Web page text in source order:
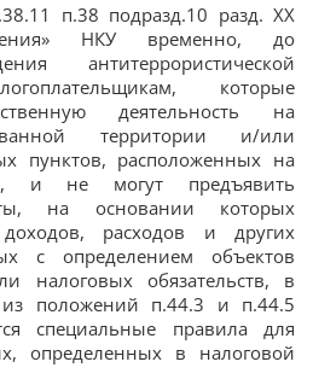
п.38 подразд.10 разд. ХХ
НКУ временно, до
антитеррористической
которые
деятельность на
территории и/или
пунктов, расположенных на
и не могут предъявить
на основании которых
доходов, расходов и других
с определением объектов
налоговых обязательств, в
из положений п.44.3 и п.44.5
специальные правила для
определенных в налоговой